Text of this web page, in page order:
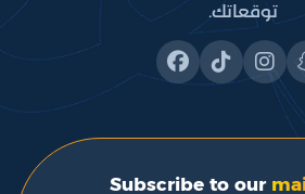
توقعاتك.
Subscribe to our